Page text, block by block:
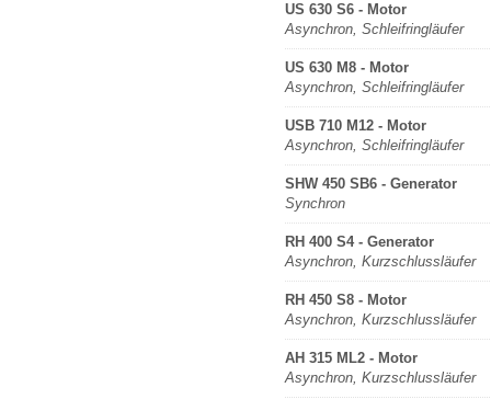
US 630 S6 - Motor
Asynchron, Schleifringläufer
US 630 M8 - Motor
Asynchron, Schleifringläufer
USB 710 M12 - Motor
Asynchron, Schleifringläufer
SHW 450 SB6 - Generator
Synchron
RH 400 S4 - Generator
Asynchron, Kurzschlussläufer
RH 450 S8 - Motor
Asynchron, Kurzschlussläufer
AH 315 ML2 - Motor
Asynchron, Kurzschlussläufer